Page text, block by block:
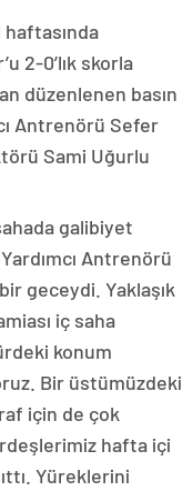
haftasında
2-0’lık skorla
düzenlenen basın
Antrenörü Sefer
Sami Uğurlu
galibiyet
Antrenörü
geceydi. Yaklaşık
iç saha
konum
Bir üstümüzdeki
için de çok
hafta içi
Yüreklerini